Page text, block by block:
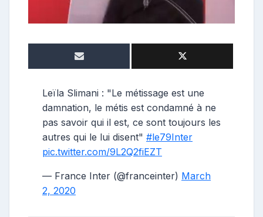
Leïla Slimani : "Le métissage est une
damnation, le métis est condamné à ne
pas savoir qui il est, ce sont toujours les
autres qui le lui disent" #le79Inter
pic.twitter.com/9L2Q2fiEZT
— France Inter (@franceinter) March
2, 2020